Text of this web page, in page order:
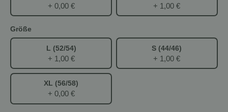
+ 0,00 € + 1,00 €
Größe
L (52/54)
+ 1,00 €
S (44/46)
+ 1,00 €
XL (56/58)
+ 0,00 €